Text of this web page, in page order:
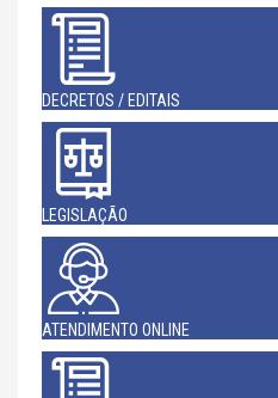
DECRETOS / EDITAIS
LEGISLAÇÃO
ATENDIMENTO ONLINE